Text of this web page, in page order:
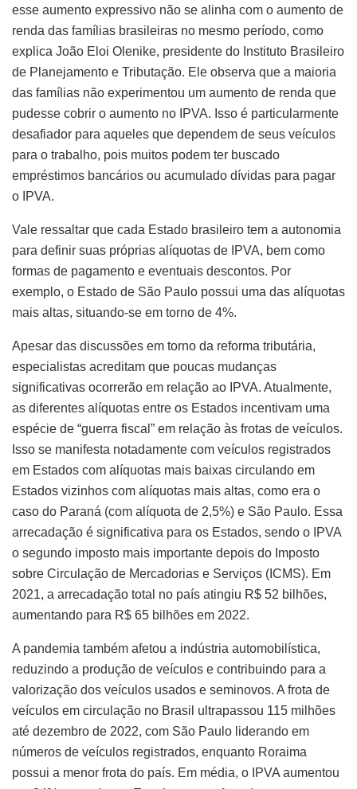
esse aumento expressivo não se alinha com o aumento de
renda das famílias brasileiras no mesmo período, como
explica João Eloi Olenike, presidente do Instituto Brasileiro
de Planejamento e Tributação. Ele observa que a maioria
das famílias não experimentou um aumento de renda que
pudesse cobrir o aumento no IPVA. Isso é particularmente
desafiador para aqueles que dependem de seus veículos
para o trabalho, pois muitos podem ter buscado
empréstimos bancários ou acumulado dívidas para pagar
o IPVA.
Vale ressaltar que cada Estado brasileiro tem a autonomia
para definir suas próprias alíquotas de IPVA, bem como
formas de pagamento e eventuais descontos. Por
exemplo, o Estado de São Paulo possui uma das alíquotas
mais altas, situando-se em torno de 4%.
Apesar das discussões em torno da reforma tributária,
especialistas acreditam que poucas mudanças
significativas ocorrerão em relação ao IPVA. Atualmente,
as diferentes alíquotas entre os Estados incentivam uma
espécie de “guerra fiscal” em relação às frotas de veículos.
Isso se manifesta notadamente com veículos registrados
em Estados com alíquotas mais baixas circulando em
Estados vizinhos com alíquotas mais altas, como era o
caso do Paraná (com alíquota de 2,5%) e São Paulo. Essa
arrecadação é significativa para os Estados, sendo o IPVA
o segundo imposto mais importante depois do Imposto
sobre Circulação de Mercadorias e Serviços (ICMS). Em
2021, a arrecadação total no país atingiu R$ 52 bilhões,
aumentando para R$ 65 bilhões em 2022.
A pandemia também afetou a indústria automobilística,
reduzindo a produção de veículos e contribuindo para a
valorização dos veículos usados e seminovos. A frota de
veículos em circulação no Brasil ultrapassou 115 milhões
até dezembro de 2022, com São Paulo liderando em
números de veículos registrados, enquanto Roraima
possui a menor frota do país. Em média, o IPVA aumentou